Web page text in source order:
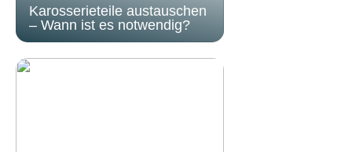
Karosserieteile austauschen
– Wann ist es notwendig?